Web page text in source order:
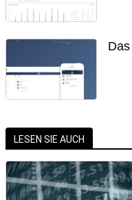
LESEN SIE AUCH